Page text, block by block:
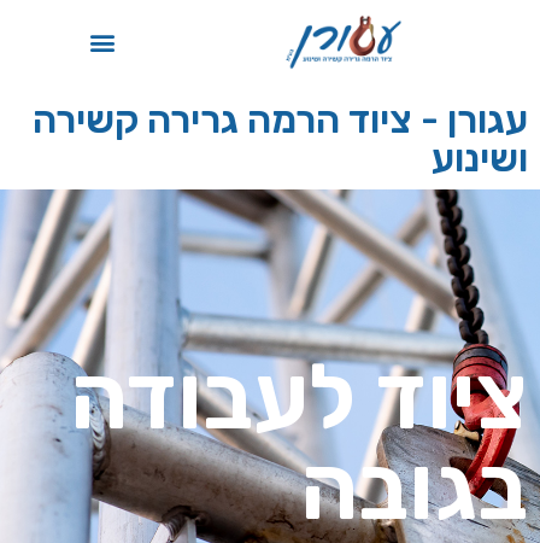
עגורן - ציוד הרמה גרירה קשירה
ושינוע
ציוד לעבודה
בגובה